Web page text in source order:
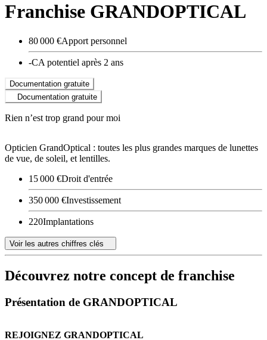
Franchise GRANDOPTICAL
80 000 €Apport personnel
-CA potentiel après 2 ans
Documentation gratuite
Documentation gratuite
Rien n’est trop grand pour moi
Opticien GrandOptical : toutes les plus grandes marques de lunettes
de vue, de soleil, et lentilles.
15 000 €Droit d'entrée
350 000 €Investissement
220Implantations
Voir les autres chiffres clés
Découvrez notre concept de franchise
Présentation de GRANDOPTICAL
REJOIGNEZ GRANDOPTICAL